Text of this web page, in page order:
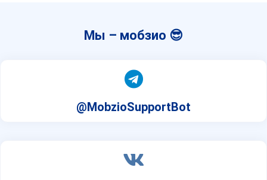
Мы – мобзио 😎
@MobzioSupportBot